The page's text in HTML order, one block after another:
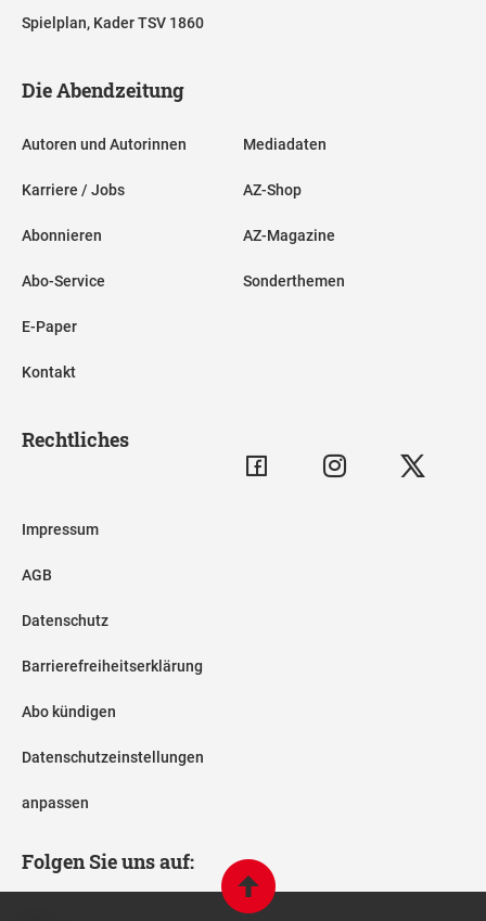
Spielplan, Kader TSV 1860
Die Abendzeitung
Autoren und Autorinnen
Karriere / Jobs
Abonnieren
Abo-Service
E-Paper
Kontakt
Mediadaten
AZ-Shop
AZ-Magazine
Sonderthemen
Rechtliches
Impressum
AGB
Datenschutz
Barrierefreiheitserklärung
Abo kündigen
Datenschutzeinstellungen
anpassen
Folgen Sie uns auf: